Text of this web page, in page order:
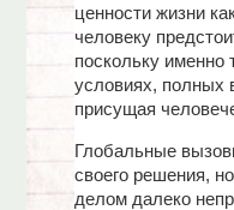
ценности жизни
человеку
поскольку именно
условиях, полных
присущая
Глобальные
своего решения,
делом далеко